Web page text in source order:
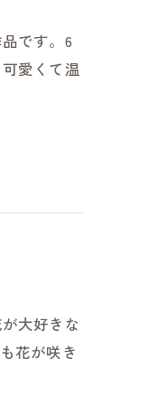
です。6
愛くて温
大好きな
花が咲き